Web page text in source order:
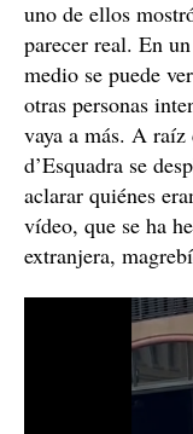
uno de ellos
parecer real. En
medio se puede
otras personas
vaya a más. A
d’Esquadra se
aclarar quiénes
vídeo, que se ha
extranjera,